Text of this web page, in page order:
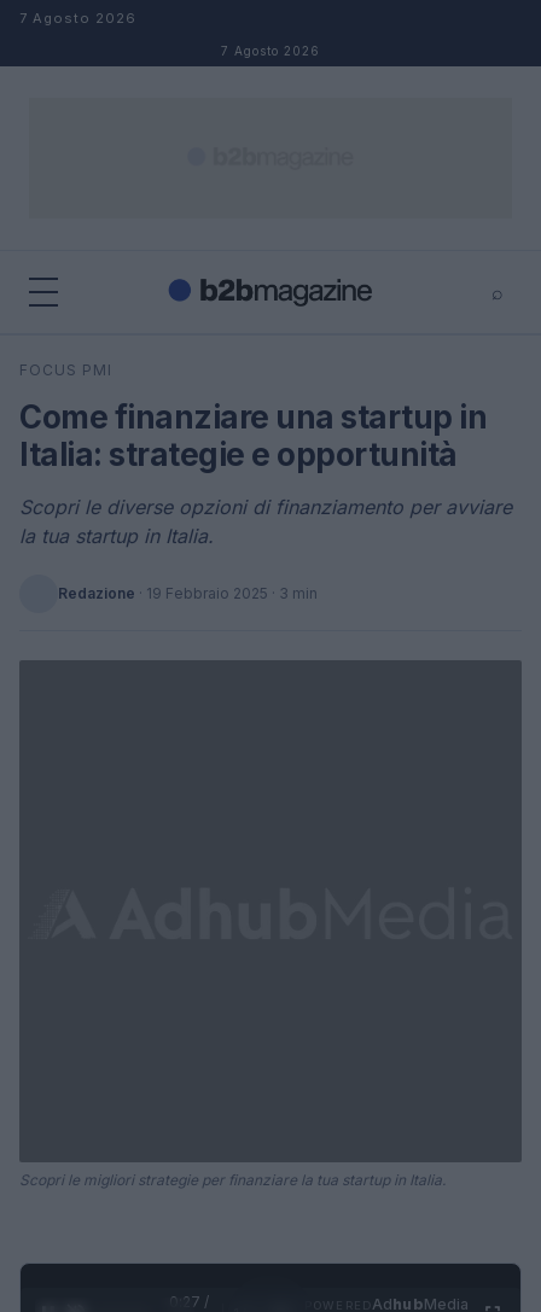
Salta al contenuto
7 Agosto 2026
7 Agosto 2026
⌕
Cerca
FOCUS PMI
Come finanziare una startup in
Italia: strategie e opportunità
Scopri le diverse opzioni di finanziamento per avviare
la tua startup in Italia.
Redazione · 19 Febbraio 2025 · 3 min
Scopri le migliori strategie per finanziare la tua startup in Italia.
0:28 /
AdhubMedia